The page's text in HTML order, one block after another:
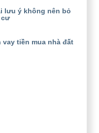
lưu ý không nên bỏ
cư
tiền mua nhà đất